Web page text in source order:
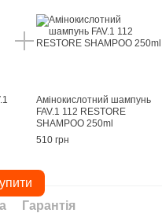
Амінокислотний шампунь
FAV.1 112 RESTORE
SHAMPOO 250ml
510 грн
Гарантія